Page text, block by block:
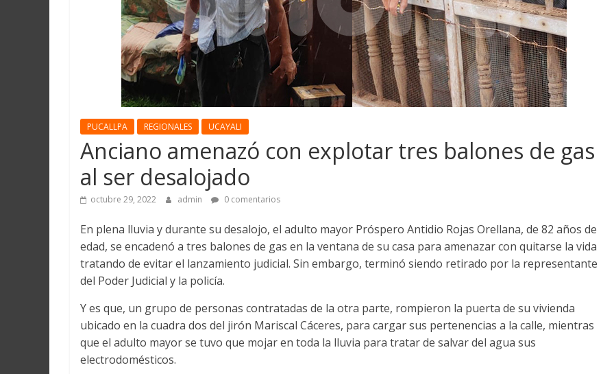
PUCALLPA REGIONALES UCAYALI
Anciano amenazó con explotar tres balones de gas
al ser desalojado
octubre 29, 2022 admin 0 comentarios
En plena lluvia y durante su desalojo, el adulto mayor Próspero Antidio Rojas Orellana, de 82 años de
edad, se encadenó a tres balones de gas en la ventana de su casa para amenazar con quitarse la vida
tratando de evitar el lanzamiento judicial. Sin embargo, terminó siendo retirado por la representante
del Poder Judicial y la policía.
Y es que, un grupo de personas contratadas de la otra parte, rompieron la puerta de su vivienda
ubicado en la cuadra dos del jirón Mariscal Cáceres, para cargar sus pertenencias a la calle, mientras
que el adulto mayor se tuvo que mojar en toda la lluvia para tratar de salvar del agua sus
electrodomésticos.